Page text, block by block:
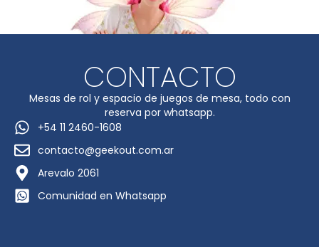
CONTACTO
Mesas de rol y espacio de juegos de mesa, todo con
reserva por whatsapp.
+54 11 2460-1608
contacto@geekout.com.ar
Arevalo 2061
Comunidad en Whatsapp